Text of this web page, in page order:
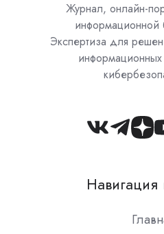
Журнал, онлайн-
информационной
Экспертиза для
Навигация